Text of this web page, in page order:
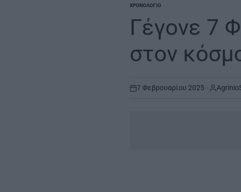
POSTED
ΧΡΟΝΟΛΌΓΙΟ
Γέγονε 7
στον
on
7 Φεβρουαρίου 2025